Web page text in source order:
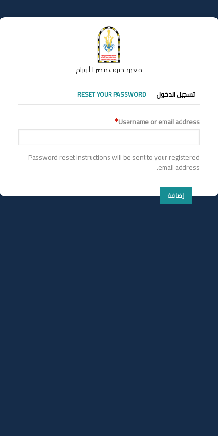
إلى
المحتوى
معهد جنوب مصر للأورام
التبويبات
الأساسية
تسجيل الدخول RESET YOUR PASSWORD
Username or email address
Password reset instructions will be sent to your registered
email address.